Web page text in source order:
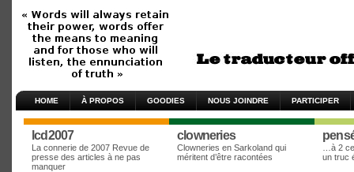
HOME À PROPOS GOODIES NOUS JOINDRE PARTICIPER
lcd2007
La connerie de 2007 Revue de
presse des articles à ne pas
manquer
clowneries
Clowneries en Sarkoland qui
méritent d’être racontées
…à 2
un truc